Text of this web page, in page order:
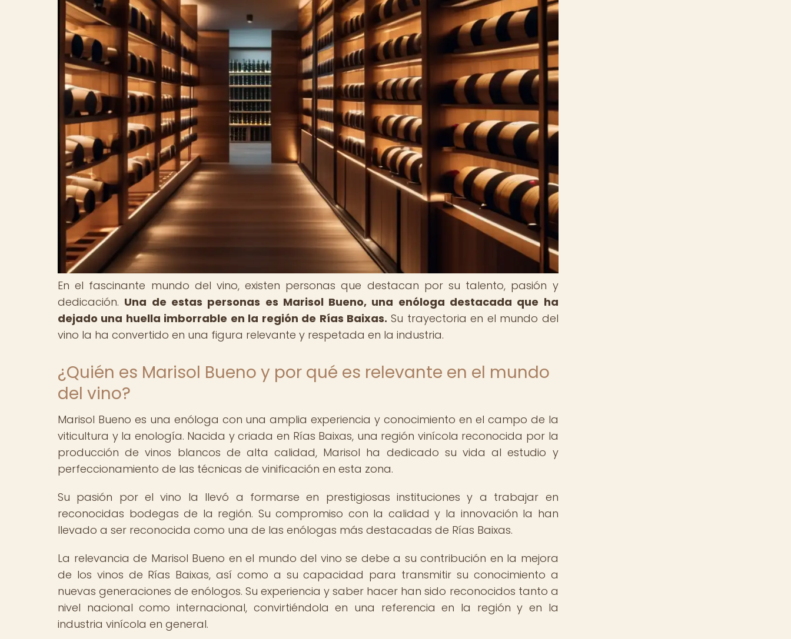
En el fascinante mundo del vino, existen personas que destacan por su talento, pasión y
dedicación. Una de estas personas es Marisol Bueno, una enóloga destacada que ha
dejado una huella imborrable en la región de Rías Baixas. Su trayectoria en el mundo del
vino la ha convertido en una figura relevante y respetada en la industria.
¿Quién es Marisol Bueno y por qué es relevante en el mundo
del vino?
Marisol Bueno es una enóloga con una amplia experiencia y conocimiento en el campo de la
viticultura y la enología. Nacida y criada en Rías Baixas, una región vinícola reconocida por la
producción de vinos blancos de alta calidad, Marisol ha dedicado su vida al estudio y
perfeccionamiento de las técnicas de vinificación en esta zona.
Su pasión por el vino la llevó a formarse en prestigiosas instituciones y a trabajar en
reconocidas bodegas de la región. Su compromiso con la calidad y la innovación la han
llevado a ser reconocida como una de las enólogas más destacadas de Rías Baixas.
La relevancia de Marisol Bueno en el mundo del vino se debe a su contribución en la mejora
de los vinos de Rías Baixas, así como a su capacidad para transmitir su conocimiento a
nuevas generaciones de enólogos. Su experiencia y saber hacer han sido reconocidos tanto a
nivel nacional como internacional, convirtiéndola en una referencia en la región y en la
industria vinícola en general.